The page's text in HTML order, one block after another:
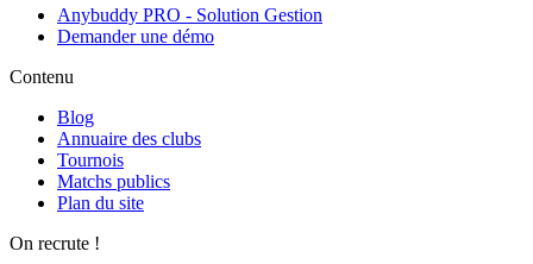
Anybuddy PRO - Solution Gestion
Demander une démo
Contenu
Blog
Annuaire des clubs
Tournois
Matchs publics
Plan du site
On recrute !